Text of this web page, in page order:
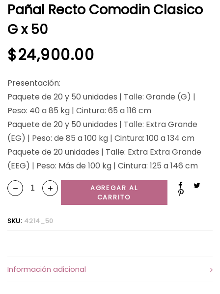
Pañal Recto Comodin Clasico
G x 50
$24,900.00
Presentación:
Paquete de 20 y 50 unidades | Talle: Grande (G) |
Peso: 40 a 85 kg | Cintura: 65 a 116 cm
Paquete de 20 y 50 unidades | Talle: Extra Grande
(EG) | Peso: de 85 a 100 kg | Cintura: 100 a 134 cm
Paquete de 20 unidades | Talle: Extra Extra Grande
(EEG) | Peso: Más de 100 kg | Cintura: 125 a 146 cm
AGREGAR AL
CARRITO
SKU: 4214_50
Información adicional